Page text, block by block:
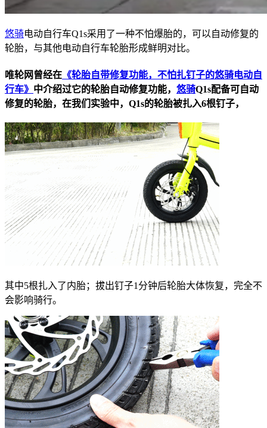
悠骑电动自行车Q1s采用了一种不怕爆胎的，可以自动修复的
轮胎，与其他电动自行车轮胎形成鲜明对比。
唯轮网曾经在 《轮胎自带修复功能，不怕扎钉子的悠骑电动自
行车》 中介绍过它的轮胎自动修复功能， 悠骑Q1s配备可自动
修复的轮胎，在我们实验中，Q1s的轮胎被扎入6根钉子，
其中5根扎入了内胎；拔出钉子1分钟后轮胎大体恢复，完全不
会影响骑行。